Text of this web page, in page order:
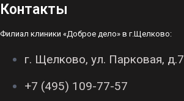
Контакты
Филиал клиники «Доброе дело» в г.Щелково:
г. Щелково, ул. Парковая, д.7
+7 (495) 109-77-57